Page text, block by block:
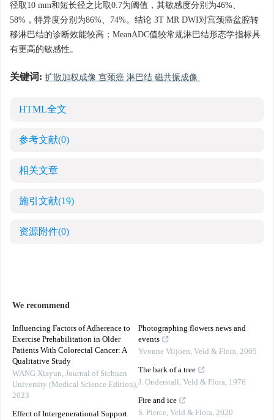
径取10 mm和短长径之比取0.7为阈值，其敏感度分别为46%、
58%，特异度分别为86%、74%。结论 3T MR DWI对宫颈癌盆腔转
移淋巴结的诊断效能较高；MeanADC值较常规淋巴结形态学指标具
有更高的敏感性。
关键词: 扩散加权成像 宫颈癌 淋巴结 磁共振成像
HTML全文
参考文献(0)
相关文章
施引文献(19)
资源附件(0)
We recommend
Influencing Factors of Adherence to
Exercise Prehabilitation in Older
Patients With Colorectal Cancer: A
Qualitative Study
WANG Xiayun, Journal of Sichuan
University (Medical Science Edition),
2023
Effect of Intergenerational Support
Photographing flowers news and
events
Yvonne Viljoen, Veld & Flora, 2005
The bark of a tree
J. Onderstall, Veld & Flora, 1976
Fire and ice
S. Pierce, Veld & Flora, 2020